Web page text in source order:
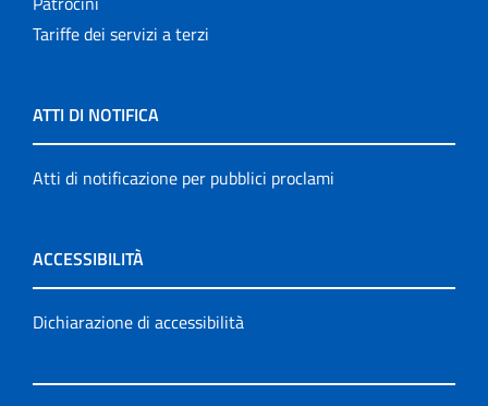
Tariffe dei servizi a terzi
ATTI DI NOTIFICA
Atti di notificazione per pubblici proclami
ACCESSIBILITÀ
Dichiarazione di accessibilità